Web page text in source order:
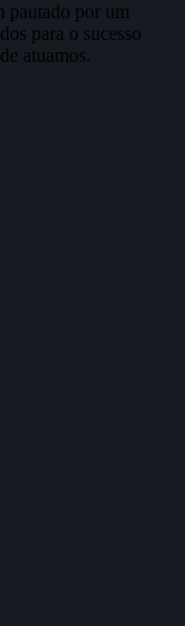
pautado por um
para o sucesso
atuamos.